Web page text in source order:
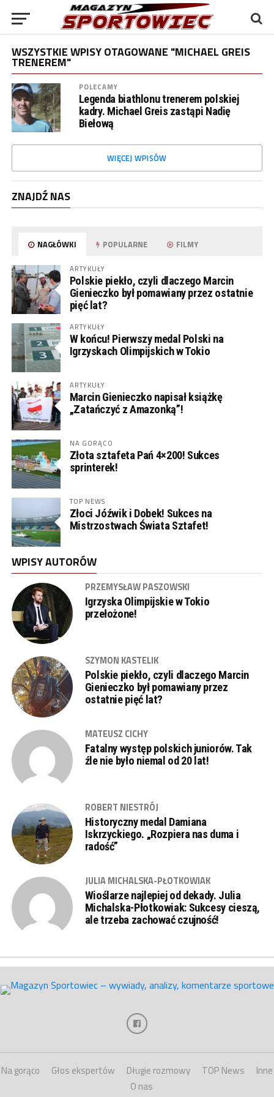
WSZYSTKIE WPISY OTAGOWANE "MICHAEL GREIS
TRENEREM"
POLECAMY
Legenda biathlonu trenerem polskiej
kadry. Michael Greis zastąpi Nadię
Biełową
WIĘCEJ WPISÓW
ZNAJDŹ NAS
NAGŁÓWKI POPULARNE FILMY
ARTYKUŁY
Polskie piekło, czyli dlaczego Marcin
Gienieczko był pomawiany przez ostatnie
pięć lat?
ARTYKUŁY
W końcu! Pierwszy medal Polski na
Igrzyskach Olimpijskich w Tokio
ARTYKUŁY
Marcin Gienieczko napisał książkę
„Zatańczyć z Amazonką”!
NA GORĄCO
Złota sztafeta Pań 4×200! Sukces
sprinterek!
TOP NEWS
Złoci Jóźwik i Dobek! Sukces na
Mistrzostwach Świata Sztafet!
WPISY AUTORÓW
PRZEMYSŁAW PASZOWSKI
Igrzyska Olimpijskie w Tokio
przełożone!
SZYMON KASTELIK
Polskie piekło, czyli dlaczego Marcin
Gienieczko był pomawiany przez
ostatnie pięć lat?
MATEUSZ CICHY
Fatalny występ polskich juniorów. Tak
źle nie było niemal od 20 lat!
ROBERT NIESTRÓJ
Historyczny medal Damiana
Iskrzyckiego. „Rozpiera nas duma i
radość”
JULIA MICHALSKA-PŁOTKOWIAK
Wioślarze najlepiej od dekady. Julia
Michalska-Płotkowiak: Sukcesy cieszą,
ale trzeba zachować czujność!
Na gorąco Głos ekspertów Długie rozmowy TOP News
Inne
O nas